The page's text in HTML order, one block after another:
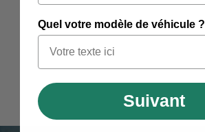
Quel votre modèle de véhicule ?
Suivant